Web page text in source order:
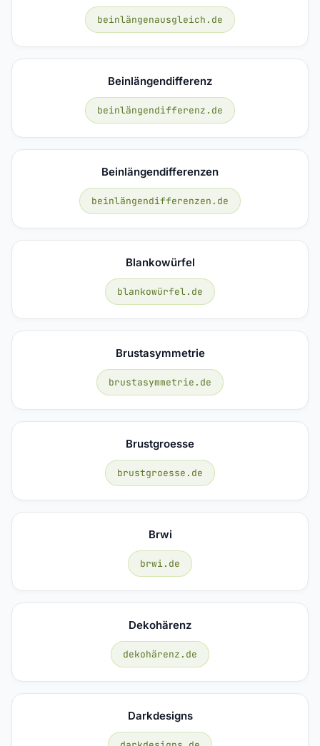
beinlängenausgleich.de
Beinlängendifferenz
beinlängendifferenz.de
Beinlängendifferenzen
beinlängendifferenzen.de
Blankowürfel
blankowürfel.de
Brustasymmetrie
brustasymmetrie.de
Brustgroesse
brustgroesse.de
Brwi
brwi.de
Dekohärenz
dekohärenz.de
Darkdesigns